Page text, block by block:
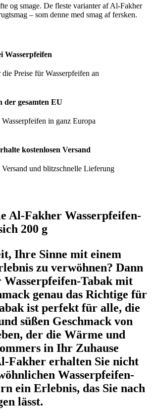
og smage. De fleste varianter af Al-Fakher
– som denne med smag af fersken.
Wasserpfeifen
Preise für Wasserpfeifen an
der gesamten EU
in ganz Europa
kostenlosen Versand
Versand und blitzschnelle Lieferung
Al-Fakher Wasserpfeifen-
200 g
Ihre Sinne mit einem
zu verwöhnen? Dann
Tabak mit
genau das Richtige für
ist perfekt für alle, die
süßen Geschmack von
der die Wärme und
in Ihr Zuhause
Fakher erhalten Sie nicht
Wasserpfeifen-
ein Erlebnis, das Sie nach
lässt.